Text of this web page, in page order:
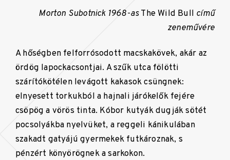
Morton Subotnick 1968-asThe Wild Bull című
zeneművére
A hőségben felforrósodott macskakövek, akár az
ördög lapockacsontjai. A szűk utca fölötti
szárítókötélen levágott kakasok csüngnek:
elnyesett torkukból a hajnali járókelők fejére
csöpög a vörös tinta. Kóbor kutyák dugják sötét
pocsolyákba nyelvüket, a reggeli kánikulában
szakadt gatyájú gyermekek futkároznak, s
pénzért könyörögnek a sarkokon.